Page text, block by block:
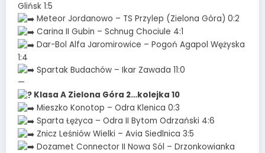
Glińsk 1:5
Meteor Jordanowo – TS Przylep (Zielona Góra) 0:2
Carina II Gubin – Schnug Chociule 4:1
Dar-Bol Alfa Jaromirowice – Pogoń Agapol Wężyska
1:4
Spartak Budachów – Ikar Zawada 11:0
—
Klasa A Zielona Góra 2…kolejka 10
Mieszko Konotop – Odra Klenica 0:3
Sparta Łężyca – Odra II Bytom Odrzański 4:6
Znicz Leśniów Wielki – Avia Siedlnica 3:5
Dozamet Connector II Nowa Sól – Drzonkowianka